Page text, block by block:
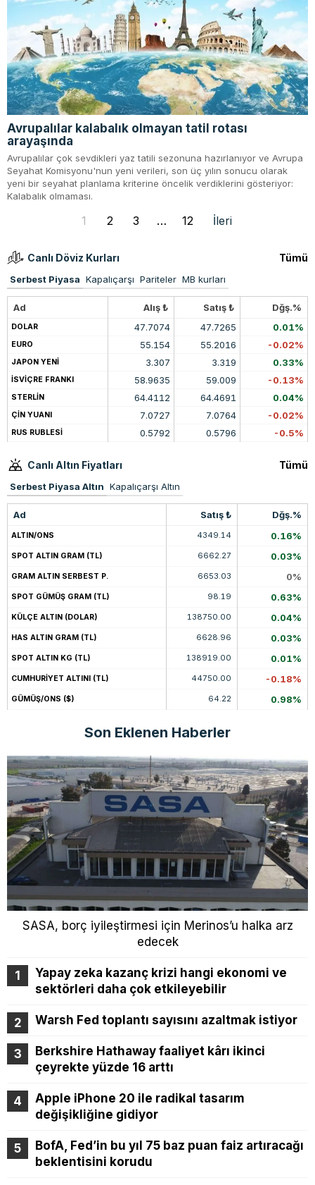
Avrupalılar kalabalık olmayan tatil rotası
arayaşında
Avrupalılar çok sevdikleri yaz tatili sezonuna hazırlanıyor ve Avrupa
Seyahat Komisyonu'nun yeni verileri, son üç yılın sonucu olarak
yeni bir seyahat planlama kriterine öncelik verdiklerini gösteriyor:
Kalabalık olmaması.
1 2 3 … 12 İleri
Canlı Döviz Kurları Tümü
Serbest Piyasa Kapalıçarşı Pariteler MB kurları
Ad Alış ₺ Satış ₺ Dğş.%
DOLAR 47.7074 47.7265 0.01%
EURO 55.154 55.2016 -0.02%
JAPON YENİ 3.307 3.319 0.33%
İSVİÇRE FRANKI 58.9635 59.009 -0.13%
STERLİN 64.4112 64.4691 0.04%
ÇİN YUANI 7.0727 7.0764 -0.02%
RUS RUBLESİ 0.5792 0.5796 -0.5%
Canlı Altın Fiyatları Tümü
Serbest Piyasa Altın Kapalıçarşı Altın
Ad Satış ₺ Dğş.%
ALTIN/ONS 4349.14 0.16%
SPOT ALTIN GRAM (TL) 6662.27 0.03%
GRAM ALTIN SERBEST P. 6653.03 0%
SPOT GÜMÜŞ GRAM (TL) 98.19 0.63%
KÜLÇE ALTIN (DOLAR) 138750.00 0.04%
HAS ALTIN GRAM (TL) 6628.96 0.03%
SPOT ALTIN KG (TL) 138919.00 0.01%
CUMHURİYET ALTINI (TL) 44750.00 -0.18%
GÜMÜŞ/ONS ($) 64.22 0.98%
Son Eklenen Haberler
SASA, borç iyileştirmesi için Merinos’u halka arz
edecek
Yapay zeka kazanç krizi hangi ekonomi ve
sektörleri daha çok etkileyebilir
Warsh Fed toplantı sayısını azaltmak istiyor
Berkshire Hathaway faaliyet kârı ikinci
çeyrekte yüzde 16 arttı
Apple iPhone 20 ile radikal tasarım
değişikliğine gidiyor
BofA, Fed’in bu yıl 75 baz puan faiz artıracağı
beklentisini korudu